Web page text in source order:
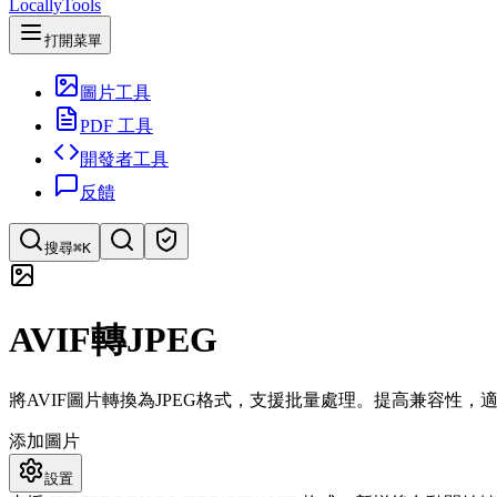
LocallyTools
打開菜單
圖片工具
PDF 工具
開發者工具
反饋
搜尋⌘K
快速搜索工具
AVIF轉JPEG
將AVIF圖片轉換為JPEG格式，支援批量處理。提高兼容性，
添加圖片
設置